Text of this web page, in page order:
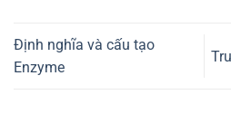
Định nghĩa và cấu tạo
Enzyme